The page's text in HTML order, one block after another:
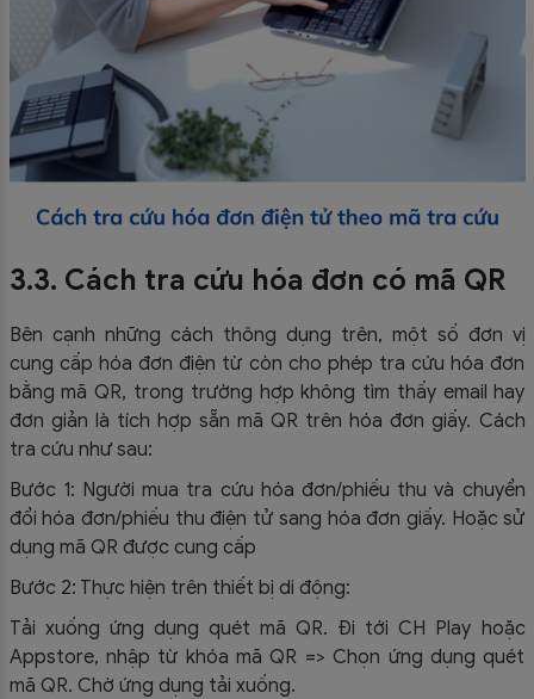
3.3. Cách tra cứu hóa đơn có mã QR
Bên cạnh những cách thông dụng trên, một số đơn vị
cung cấp hóa đơn điện từ còn cho phép tra cứu hóa đơn
bằng mã QR, trong trường hợp không tìm thấy email hay
đơn giản là tích hợp sẵn mã QR trên hóa đơn giấy. Cách
tra cứu như sau:
Bước 1: Người mua tra cứu hóa đơn/phiếu thu và chuyển
đổi hóa đơn/phiếu thu điện tử sang hóa đơn giấy. Hoặc sử
dụng mã QR được cung cấp
Bước 2: Thực hiện trên thiết bị di động:
Tải xuống ứng dụng quét mã QR. Đi tới CH Play hoặc
Appstore, nhập từ khóa mã QR => Chọn ứng dụng quét
mã QR. Chờ ứng dụng tải xuống.